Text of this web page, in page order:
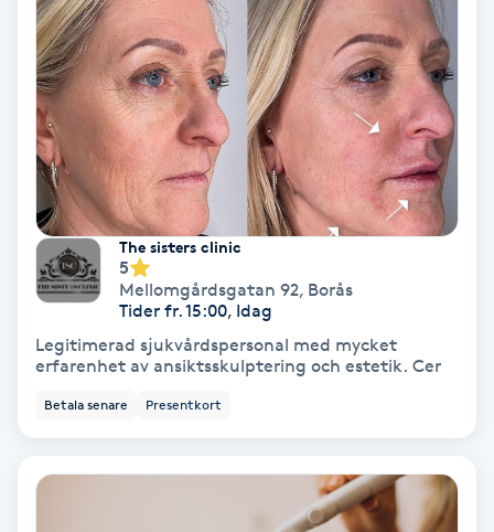
Mixfransar
Nagelförlängning
Nagelförlängning akryl
Nagelförlängning gelé
Nagelförlängning glasfiber
Nagelförlängning silke
Nagelklippning
The sisters clinic
5
Mellomgårdsgatan 92, Borås
Tider fr. 15:00, Idag
Legitimerad sjukvårdspersonal med mycket
erfarenhet av ansiktsskulptering och estetik. Cer
Betala senare Presentkort